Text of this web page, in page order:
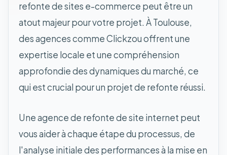
refonte de sites e-commerce peut être un
atout majeur pour votre projet. À Toulouse,
des agences comme Clickzou offrent une
expertise locale et une compréhension
approfondie des dynamiques du marché, ce
qui est crucial pour un projet de refonte réussi.
Une agence de refonte de site internet peut
vous aider à chaque étape du processus, de
l'analyse initiale des performances à la mise en